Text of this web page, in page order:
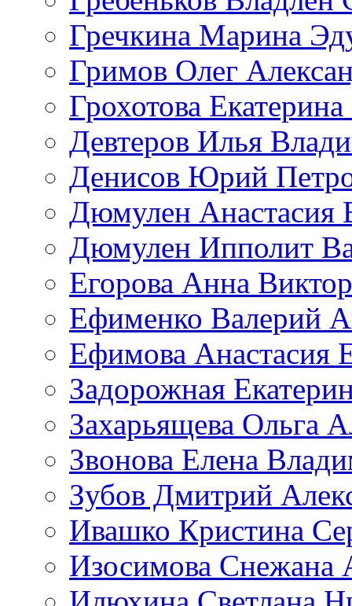
Гречкина Марина
Гримов Олег
Грохотова
Девтеров Илья
Денисов Юрий
Дюмулен Анастасия
Дюмулен Ипполит
Егорова Анна
Ефименко Валерий
Ефимова Анастасия
Задорожная
Захарьящева Ольга
Звонова Елена
Зубов Дмитрий
Ивашко Кристина
Изосимова Снежана